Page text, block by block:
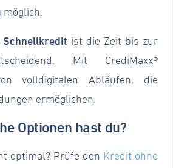
möglich.
Schnellkredit ist die Zeit bis zur
Mit CrediMaxx®
volldigitalen Abläufen, die
ermöglichen.
Optionen hast du?
optimal? Prüfe den Kredit ohne